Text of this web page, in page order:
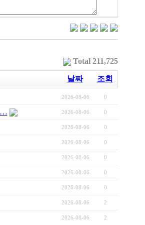
Total 211,725
날짜 조회
2026-08-06 0
… 2026-08-06 0
2026-08-06 0
2026-08-06 0
2026-08-06 0
2026-08-06 0
2026-08-06 0
2026-08-06 2
2026-08-06 2